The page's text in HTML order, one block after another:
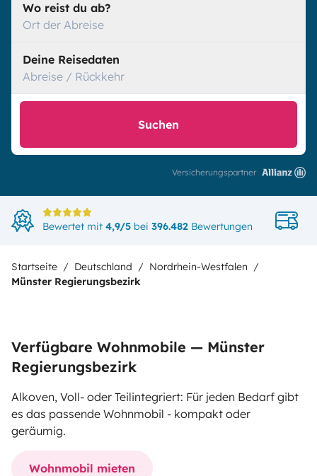
Wo reist du ab?
Ort der Abreise
Deine Reisedaten
Abreise / Rückkehr
Suchen
Versicherungspartner
Bewertet mit 4,9/5 bei 396.482 Bewertungen
Startseite Deutschland
Nordrhein-Westfalen
Münster Regierungsbezirk
Verfügbare Wohnmobile — Münster
Regierungsbezirk
Alkoven, Voll- oder Teilintegriert: Für jeden Bedarf gibt
es das passende Wohnmobil - kompakt oder
geräumig.
Wohnmobil mieten